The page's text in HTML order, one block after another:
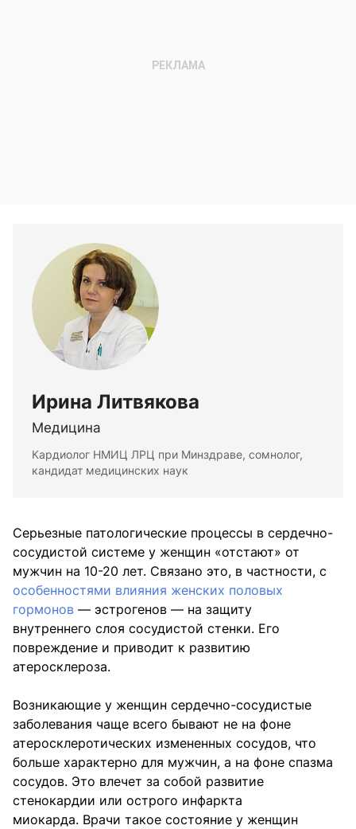
Ирина Литвякова
Медицина
Кардиолог НМИЦ ЛРЦ при Минздраве, сомнолог,
кандидат медицинских наук
Серьезные патологические процессы в сердечно-
сосудистой системе у женщин «отстают» от
мужчин на 10-20 лет. Связано это, в частности, с
особенностями влияния женских половых
гормонов — эстрогенов — на защиту
внутреннего слоя сосудистой стенки. Его
повреждение и приводит к развитию
атеросклероза.
Возникающие у женщин сердечно-сосудистые
заболевания чаще всего бывают не на фоне
атеросклеротических измененных сосудов, что
больше характерно для мужчин, а на фоне спазма
сосудов. Это влечет за собой развитие
стенокардии или острого инфаркта
миокарда. Врачи такое состояние у женщин